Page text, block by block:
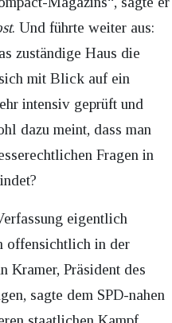
. Und führte weiter aus:
zuständige Haus die
mit Blick auf ein
intensiv geprüft und
dazu meint, dass man
Fragen in
eigentlich
offensichtlich in der
Kramer, Präsident des
sagte dem SPD-nahen